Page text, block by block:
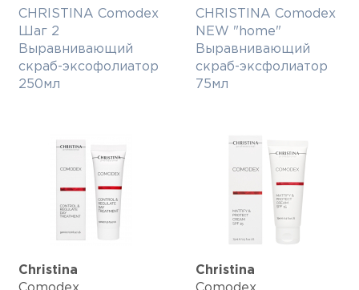
CHRISTINA Comodex
Шаг 2
Выравнивающий
скраб-эксофолиатор
250мл
CHRISTINA Comodex
NEW "home"
Выравнивающий
скраб-эксфолиатор
75мл
Christina
Christina